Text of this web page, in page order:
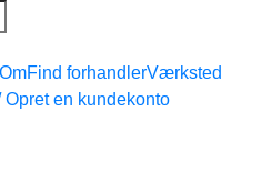
OmFind forhandlerVærksted
Opret en kundekonto